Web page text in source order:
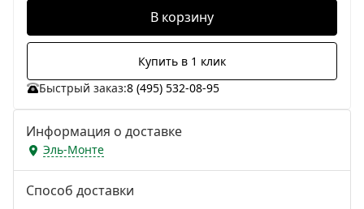
В корзину
Купить в 1 клик
Быстрый заказ:8 (495) 532-08-95
Информация о доставке
Эль-Монте
Способ доставки